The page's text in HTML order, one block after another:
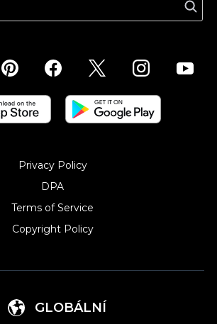
Privacy Policy
DPA
Terms of Service
Copyright Policy‎
GLOBÁLNÍ